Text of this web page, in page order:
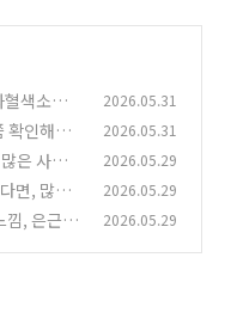
혈색소가
2026.05.31
확인해봐
2026.05.31
은 사람
2026.05.29
면, 많이
2026.05.29
, 은근 오
2026.05.29